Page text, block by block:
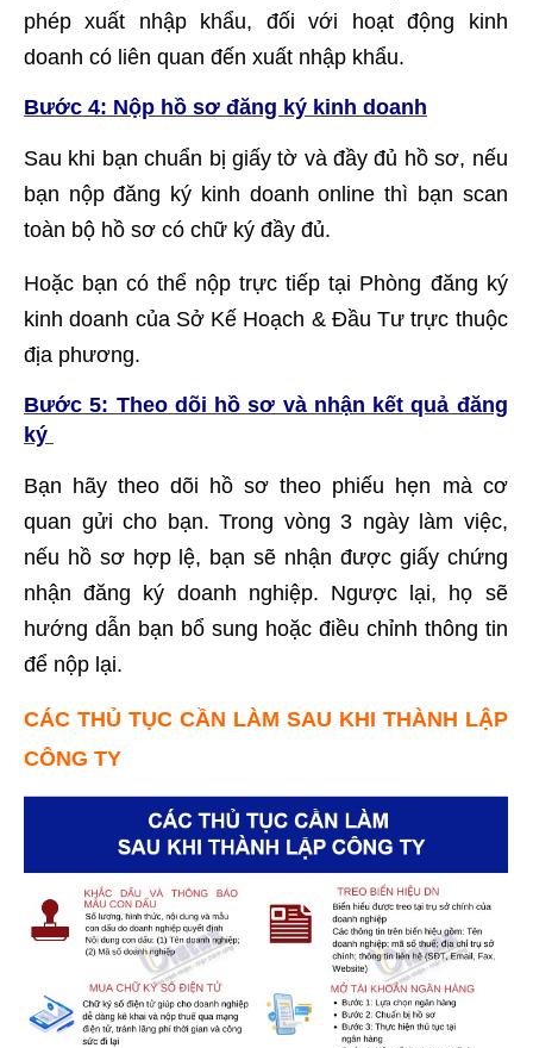
phép xuất nhập khẩu, đối với hoạt động kinh
doanh có liên quan đến xuất nhập khẩu.
Bước 4: Nộp hồ sơ đăng ký kinh doanh
Sau khi bạn chuẩn bị giấy tờ và đầy đủ hồ sơ, nếu
bạn nộp đăng ký kinh doanh online thì bạn scan
toàn bộ hồ sơ có chữ ký đầy đủ.
Hoặc bạn có thể nộp trực tiếp tại Phòng đăng ký
kinh doanh của Sở Kế Hoạch & Đầu Tư trực thuộc
địa phương.
Bước 5: Theo dõi hồ sơ và nhận kết quả đăng
ký
Bạn hãy theo dõi hồ sơ theo phiếu hẹn mà cơ
quan gửi cho bạn. Trong vòng 3 ngày làm việc,
nếu hồ sơ hợp lệ, bạn sẽ nhận được giấy chứng
nhận đăng ký doanh nghiệp. Ngược lại, họ sẽ
hướng dẫn bạn bổ sung hoặc điều chỉnh thông tin
để nộp lại.
CÁC THỦ TỤC CẦN LÀM SAU KHI THÀNH LẬP
CÔNG TY